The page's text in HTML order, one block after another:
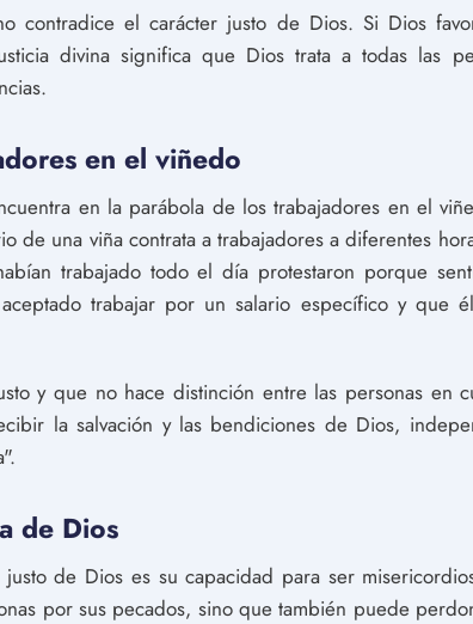
contradice el carácter justo de Dios. Si Dios
divina significa que Dios trata a todas las
en el viñedo
en la parábola de los trabajadores en el
de una viña contrata a trabajadores a diferentes
trabajado todo el día protestaron porque
trabajar por un salario específico y que
y que no hace distinción entre las personas en
la salvación y las bendiciones de Dios,
de Dios
de Dios es su capacidad para ser
por sus pecados, sino que también puede